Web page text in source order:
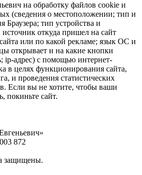
на обработку файлов cookie и
(сведения о местоположении; тип и
Браузера; тип устройства и
источник откуда пришел на сайт
сайта или по какой рекламе; язык ОС и
открывает и на какие кнопки
ip-адрес) с помощью интернет-
в целях функционирования сайта,
и проведения статистических
Если вы не хотите, чтобы ваши
покиньте сайт.
872
защищены.